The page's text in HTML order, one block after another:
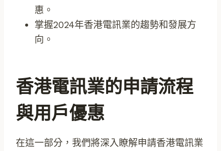
惠。
掌握2024年香港電訊業的趨勢和發展方
向。
香港電訊業的申請流程
與用戶優惠
在這一部分，我們將深入瞭解申請香港電訊業